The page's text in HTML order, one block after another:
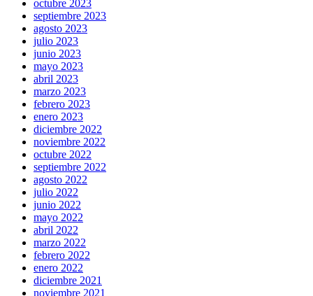
octubre 2023
septiembre 2023
agosto 2023
julio 2023
junio 2023
mayo 2023
abril 2023
marzo 2023
febrero 2023
enero 2023
diciembre 2022
noviembre 2022
octubre 2022
septiembre 2022
agosto 2022
julio 2022
junio 2022
mayo 2022
abril 2022
marzo 2022
febrero 2022
enero 2022
diciembre 2021
noviembre 2021